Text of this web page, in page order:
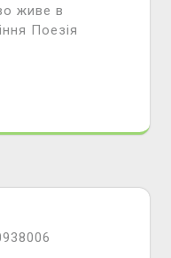
живе в
Поезія